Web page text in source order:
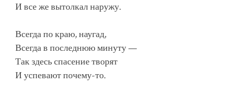
И все же вытолкал наружу.
Всегда по краю, наугад,
Всегда в последнюю минуту —
Так здесь спасение творят
И успевают почему-то.